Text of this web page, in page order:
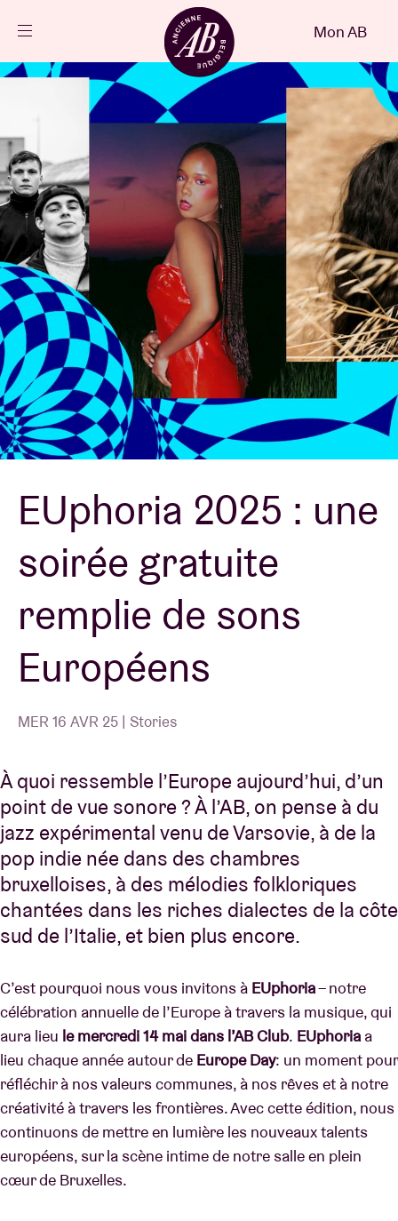
FR
Agenda
Projets
Actualités
Infos visiteurs
AB ❤ you
Location de salles
BRDCST
ABtv
Chèque-concert
À propos de l'AB
Contact
Mon AB
EUphoria 2025 : une
soirée gratuite
remplie de sons
Européens
MER 16 AVR 25 | Stories
À quoi ressemble l’Europe aujourd’hui, d’un
point de vue sonore ? À l’AB, on pense à du
jazz expérimental venu de Varsovie, à de la
pop indie née dans des chambres
bruxelloises, à des mélodies folkloriques
chantées dans les riches dialectes de la côte
sud de l’Italie, et bien plus encore.
C’est pourquoi nous vous invitons à EUphoria– notre
célébration annuelle de l’Europe à travers la musique, qui
aura lieu le mercredi 14 mai dans l’AB Club. EUphoriaa
lieu chaque année autour de Europe Day: un moment pour
réfléchir à nos valeurs communes, à nos rêves et à notre
créativité à travers les frontières. Avec cette édition, nous
continuons de mettre en lumière les nouveaux talents
européens, sur la scène intime de notre salle en plein
cœur de Bruxelles.